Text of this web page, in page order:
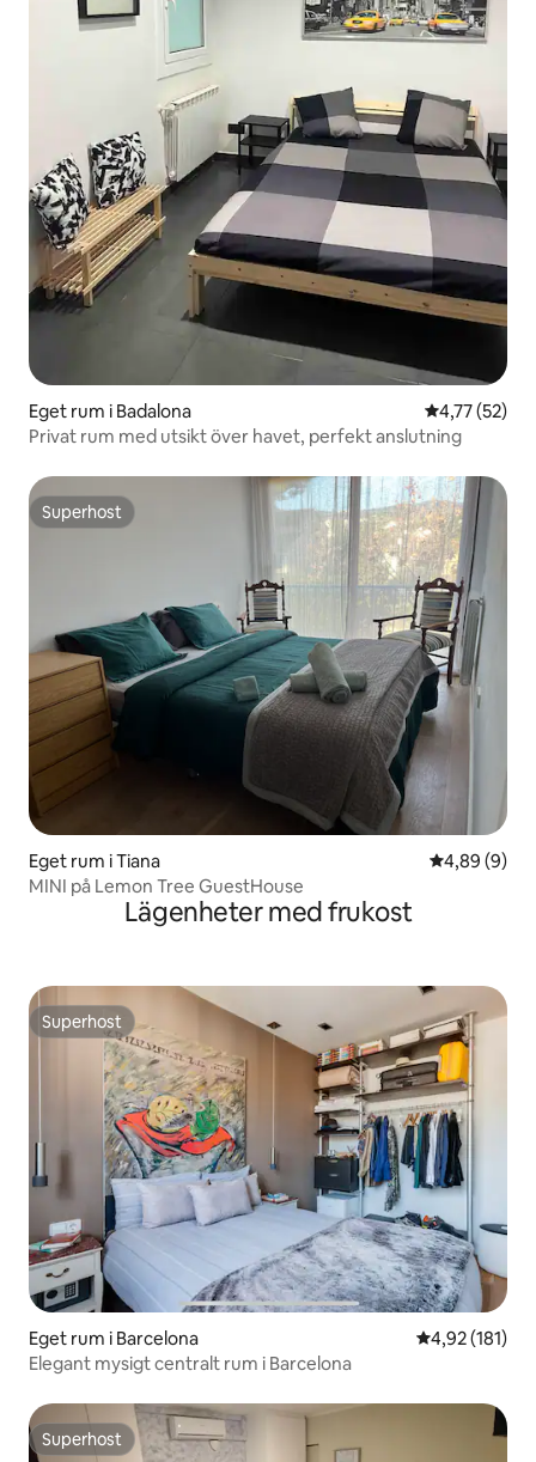
Eget rum i Badalona 4,77 av 5 i
4,77 (52)
Privat rum med utsikt över havet, perfekt anslutning
Superhost
Superhost
Eget rum i Tiana 4,89 av 5 i
4,89 (9)
MINI på Lemon Tree GuestHouse
Lägenheter med frukost
Superhost
Superhost
Eget rum i Barcelona 4,92 av 5 i
4,92 (181)
Elegant mysigt centralt rum i Barcelona
Superhost
Superhost